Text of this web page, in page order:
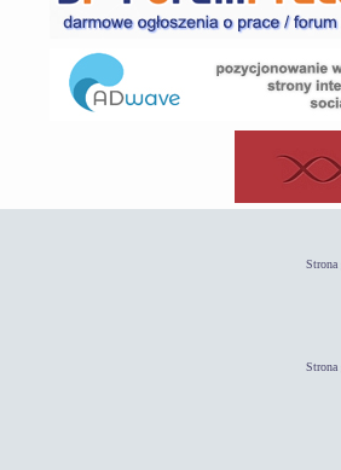
Strona
Strona